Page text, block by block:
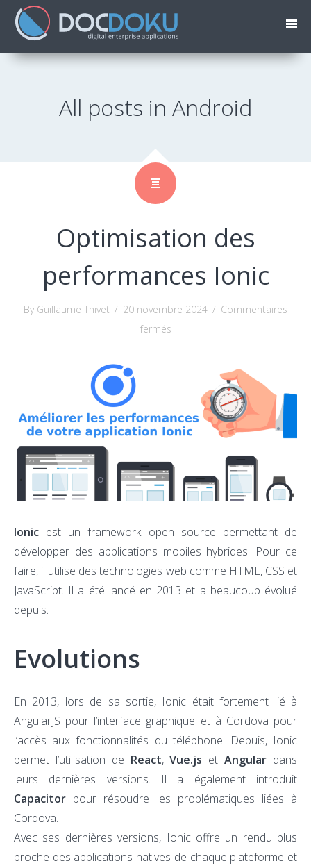
All posts in Android
Optimisation des
performances Ionic
By Guillaume Thivet / 20 novembre 2024 / Commentaires
ferméssur
performances
Ionic est un framework open source permettant de
développer des applications mobiles hybrides. Pour ce
faire, il utilise des technologies web comme HTML, CSS et
JavaScript. Il a été lancé en 2013 et a beaucoup évolué
depuis.
Evolutions
En 2013, lors de sa sortie, Ionic était fortement lié à
AngularJS pour l’interface graphique et à Cordova pour
l’accès aux fonctionnalités du téléphone. Depuis, Ionic
permet l’utilisation de React,Vue.js etAngular dans
leurs dernières versions. Il a également introduit
Capacitor pour résoudre les problématiques liées à
Cordova.
Avec ses dernières versions, Ionic offre un rendu plus
proche des applications natives de chaque plateforme et